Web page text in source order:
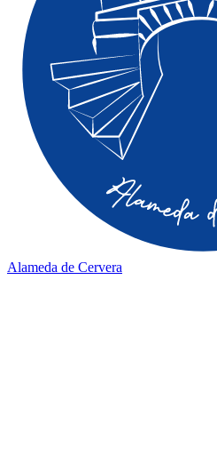
Alameda de Cervera